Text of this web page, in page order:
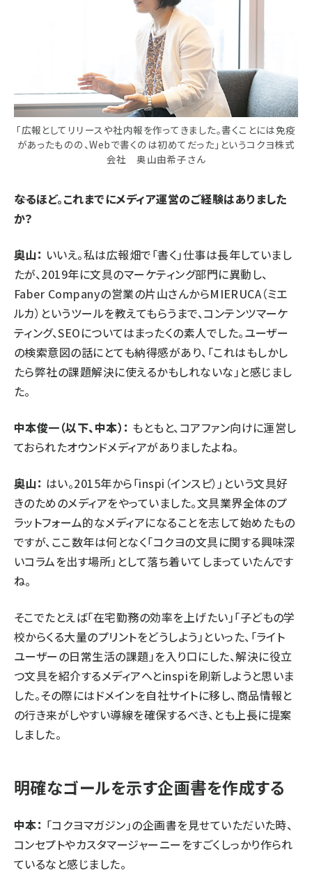
「広報としてリリースや社内報を作ってきました。書くことには免疫
があったものの、Webで書くのは初めてだった」というコクヨ株式
会社 奥山由希子さん
――なるほど。これまでにメディア運営のご経験はありました
か？
奥山： いいえ。私は広報畑で「書く」仕事は長年していまし
たが、2019年に文具のマーケティング部門に異動し、
Faber Companyの営業の片山さんからMIERUCA（ミエ
ルカ） というツールを教えてもらうまで、コンテンツマーケ
ティング、SEOについてはまったくの素人でした。ユーザー
の検索意図の話にとても納得感があり、「これはもしかし
たら弊社の課題解決に使えるかもしれないな」と感じまし
た。
中本俊一（以下、中本）： もともと、コアファン向けに運営し
ておられたオウンドメディアがありましたよね。
奥山： はい。2015年から「inspi（インスピ）」という文具好
きのためのメディアをやっていました。文具業界全体のプ
ラットフォーム的なメディアになることを志して始めたもの
ですが、ここ数年は何となく「コクヨの文具に関する興味深
いコラムを出す場所」として落ち着いてしまっていたんです
ね。
そこでたとえば「在宅勤務の効率を上げたい」「子どもの学
校からくる大量のプリントをどうしよう」といった、「ライト
ユーザーの日常生活の課題」を入り口にした、解決に役立
つ文具を紹介するメディアへとinspiを刷新しようと思いま
した。その際にはドメインを自社サイトに移し、商品情報と
の行き来がしやすい導線を確保するべき、とも上長に提案
しました。
明確なゴールを示す企画書を作成する
中本： 「コクヨマガジン」の企画書を見せていただいた時、
コンセプトやカスタマージャーニーをすごくしっかり作られ
ているなと感じました。